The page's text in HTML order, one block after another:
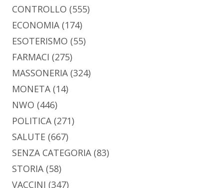
CONTROLLO (555)
ECONOMIA(174)
ESOTERISMO (55)
FARMACI (275)
MASSONERIA(324)
MONETA(14)
NWO (446)
POLITICA(271)
SALUTE (667)
SENZA CATEGORIA(83)
STORIA(58)
VACCINI (347)